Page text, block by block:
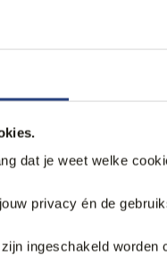
dat je weet welke
privacy én de
ingeschakeld worden